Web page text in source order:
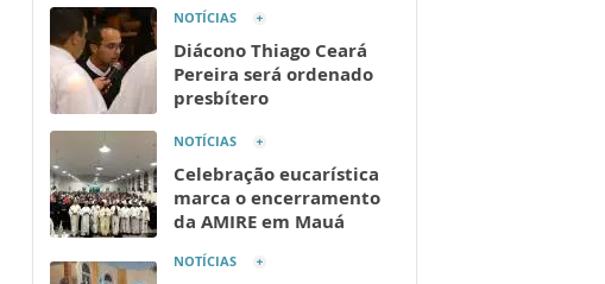
NOTÍCIAS
Diácono Thiago Ceará
Pereira será ordenado
presbítero
NOTÍCIAS
Celebração eucarística
marca o encerramento
da AMIRE em Mauá
NOTÍCIAS